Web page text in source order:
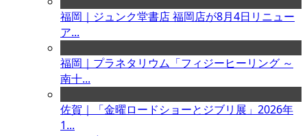
福岡｜ジュンク堂書店 福岡店が8月4日リニュー
ア...
福岡｜プラネタリウム「フィジーヒーリング ～
南十...
佐賀｜「金曜ロードショーとジブリ展」2026年
1...